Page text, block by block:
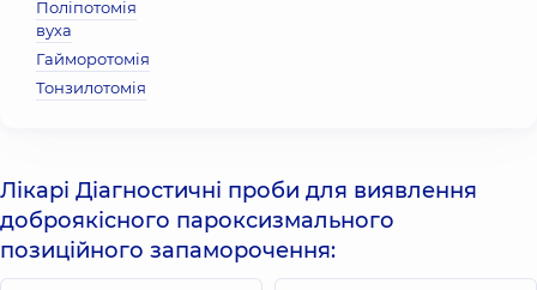
Поліпотомія
вуха
Гайморотомія
Тонзилотомія
Лікарі Діагностичні проби для виявлення
доброякісного пароксизмального
позиційного запаморочення: